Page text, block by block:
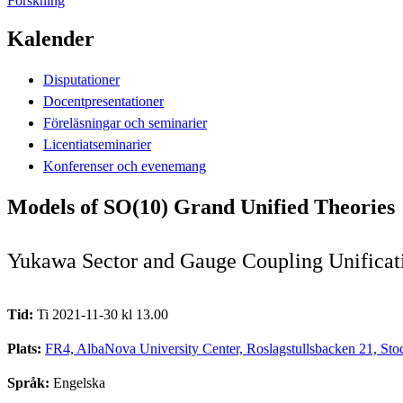
Kalender
Disputationer
Docentpresentationer
Föreläsningar och seminarier
Licentiatseminarier
Konferenser och evenemang
Models of SO(10) Grand Unified Theories
Yukawa Sector and Gauge Coupling
Tid: Ti 2021-11-30 kl 13.00
Plats: FR4, AlbaNova University Center, Roslagstullsbacken 21,
Språk: Engelska